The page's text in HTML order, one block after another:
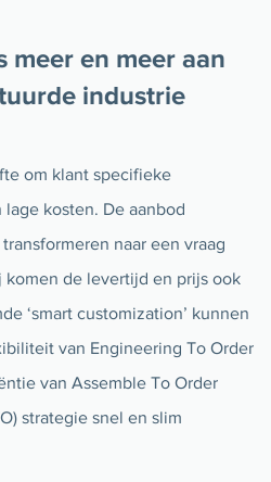
meer en meer aan
industrie
om klant specifieke
kosten. De aanbod
naar een vraag
komen de levertijd en prijs ook
‘smart customization’ kunnen
van Engineering To Order
van Assemble To Order
strategie snel en slim